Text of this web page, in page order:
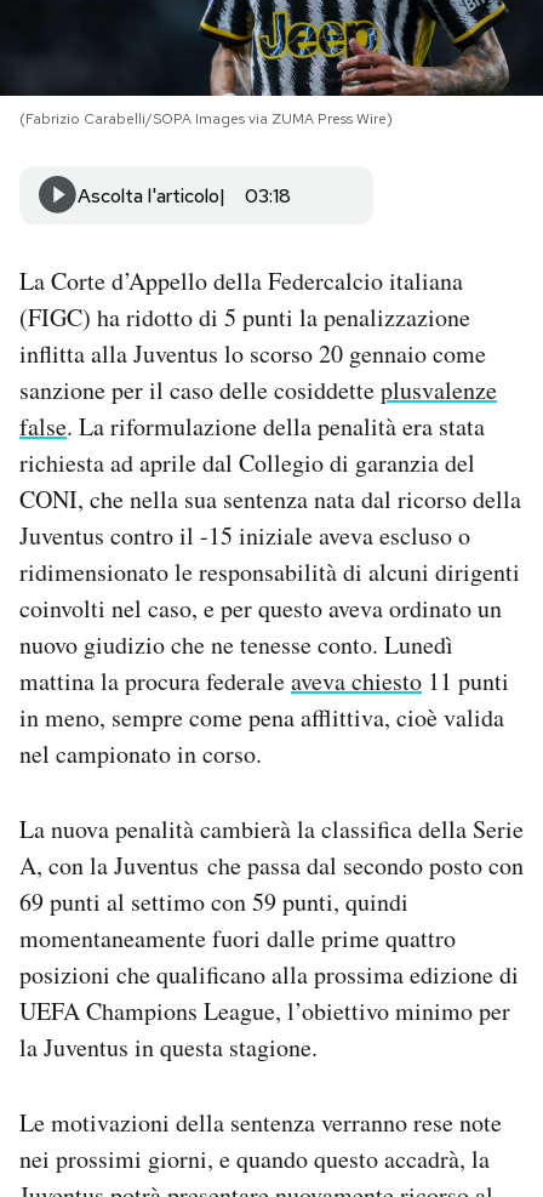
SHOP
CALENDARIO
AREA PERSONALE
Area Personale
Newsletter
Notifiche mobile
Regala il Post
Hai bisogno di aiuto?
Esci
(Fabrizio Carabelli/SOPA Images via ZUMA Press Wire)
Ascolta l'articolo 03:18
La Corte d’Appello della Federcalcio italiana
(FIGC) ha ridotto di 5 punti la penalizzazione
inflitta alla Juventus lo scorso 20 gennaio come
sanzione per il caso delle cosiddetteplusvalenze
false. La riformulazione della penalità era stata
richiesta ad aprile dal Collegio di garanzia del
CONI, che nella sua sentenza nata dal ricorso della
Juventus contro il -15 iniziale aveva escluso o
ridimensionato le responsabilità di alcuni dirigenti
coinvolti nel caso, e per questo aveva ordinato un
nuovo giudizio che ne tenesse conto. Lunedì
mattina la procura federaleaveva chiesto 11 punti
in meno, sempre come pena afflittiva, cioè valida
nel campionato in corso.
La nuova penalità cambierà la classifica della Serie
A, con la Juventus che passa dal secondo posto con
69 punti al settimo con 59 punti, quindi
momentaneamente fuori dalle prime quattro
posizioni che qualificano alla prossima edizione di
UEFA Champions League, l’obiettivo minimo per
la Juventus in questa stagione.
Le motivazioni della sentenza verranno rese note
nei prossimi giorni, e quando questo accadrà, la